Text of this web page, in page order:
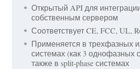
Открытый API для
собственным сервером
Соответствует CE, FCC, UL,
Применяется в трехфазных
системах (как 3 однофазных
также в split-phase системах